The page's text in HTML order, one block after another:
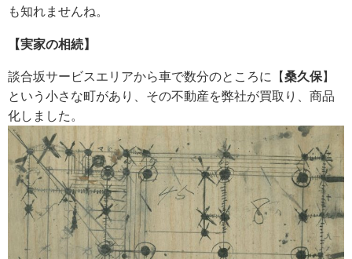
も知れませんね。
【実家の相続】
談合坂サービスエリアから車で数分のところに【桑久保】
という小さな町があり、その不動産を弊社が買取り、商品
化しました。